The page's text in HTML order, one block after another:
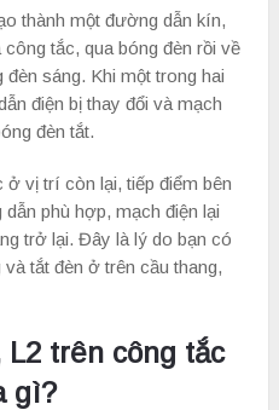
thành một đường dẫn kín,
tắc, qua bóng đèn rồi về
sáng. Khi một trong hai
điện bị thay đổi và mạch
đèn tắt.
vị trí còn lại, tiếp điểm bên
phù hợp, mạch điện lại
trở lại. Đây là lý do bạn có
tắt đèn ở trên cầu thang,
L2 trên công tắc
gì?